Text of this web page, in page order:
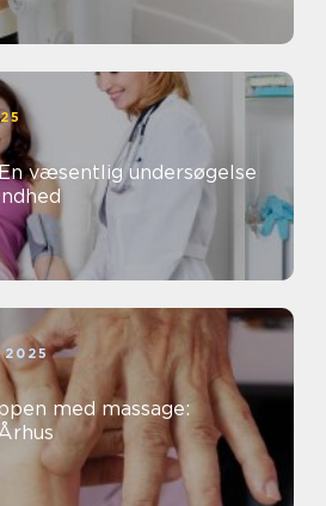
væsentlig undersøgelse
med massage: